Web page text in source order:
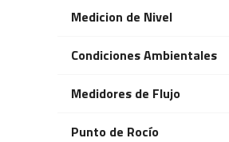
Medicion de Nivel
Condiciones Ambientales
Medidores de Flujo
Punto de Rocío